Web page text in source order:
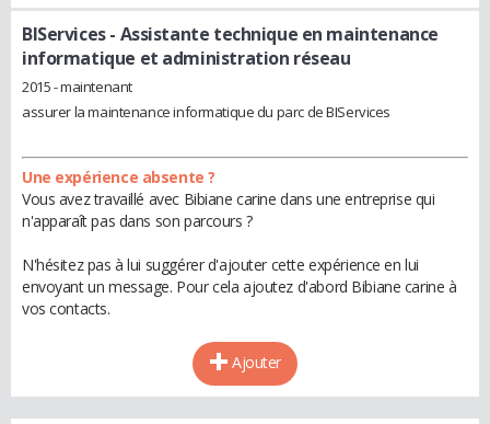
BIServices- Assistante technique en maintenance
informatique et administration réseau
2015 - maintenant
assurer la maintenance informatique du parc de BIServices
Une expérience absente ?
Vous avez travaillé avec Bibiane carine dans une entreprise qui
n'apparaît pas dans son parcours ?
N'hésitez pas à lui suggérer d'ajouter cette expérience en lui
envoyant un message. Pour cela ajoutez d'abord Bibiane carine à
vos contacts.
Ajouter